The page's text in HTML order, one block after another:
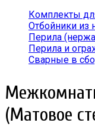
Комплекты
Отбойники из
Перила
Перила и
Сварные в
(Матовое